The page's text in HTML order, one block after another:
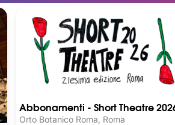
Abbonamenti - Short Theatre
Orto Botanico Roma, Roma